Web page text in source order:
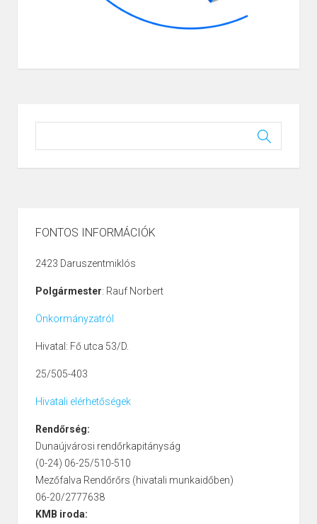
FONTOS INFORMÁCIÓK
2423 Daruszentmiklós
Polgármester: Rauf Norbert
Önkormányzatról
Hivatal: Fő utca 53/D.
25/505-403
Hivatali elérhetőségek
Rendőrség:
Dunaújvárosi rendőrkapitányság
(0-24) 06-25/510-510
Mezőfalva Rendőrőrs (hivatali munkaidőben)
06-20/2777638
KMB iroda: